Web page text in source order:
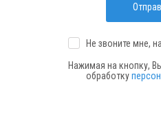
Не звоните мне,
Нажимая на кнопку,
обработку